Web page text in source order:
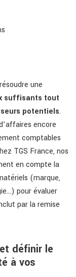
une
suffisants tout
potentiels.
encore
comptables
TGS France, nos
en compte la
(marque,
pour évaluer
par la remise
définir le
à vos